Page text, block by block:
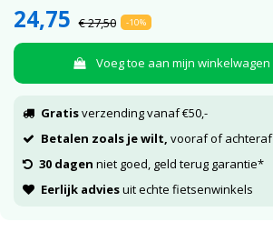
24,75 € 27,50 -10%
Voeg toe aan mijn winkelwagen
Gratisverzending vanaf €50,-
Betalen zoals je wilt, vooraf of achteraf
30 dagen niet goed, geld terug garantie*
Eerlijk adviesuit echte fietsenwinkels